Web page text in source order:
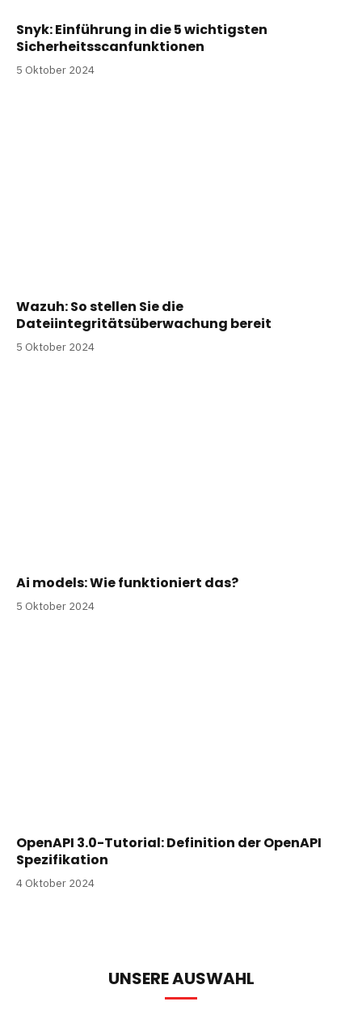
Snyk: Einführung in die 5 wichtigsten
Sicherheitsscanfunktionen
5 Oktober 2024
Wazuh: So stellen Sie die
Dateiintegritätsüberwachung bereit
5 Oktober 2024
Ai models: Wie funktioniert das?
5 Oktober 2024
OpenAPI 3.0-Tutorial: Definition der OpenAPI
Spezifikation
4 Oktober 2024
UNSERE AUSWAHL